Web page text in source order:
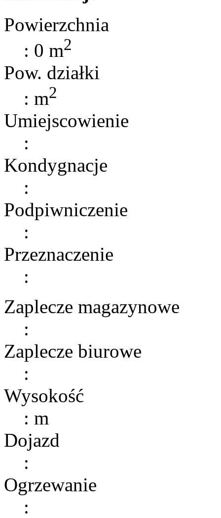
Powierzchnia
: 0 m2
Pow. działki
: m2
Umiejscowienie
:
Kondygnacje
:
Podpiwniczenie
:
Przeznaczenie
:
Zaplecze magazynowe
:
Zaplecze biurowe
:
Wysokość
: m
Dojazd
:
Ogrzewanie
: